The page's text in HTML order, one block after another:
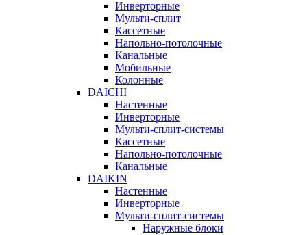
Инверторные
Мульти-сплит
Кассетные
Напольно-потолочные
Канальные
Мобильные
Колонные
DAICHI
Настенные
Инверторные
Мульти-сплит-системы
Кассетные
Напольно-потолочные
Канальные
DAIKIN
Настенные
Инверторные
Мульти-сплит-системы
Наружные блоки